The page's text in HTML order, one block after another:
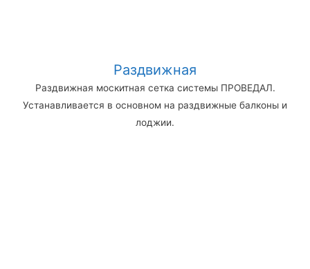
Раздвижная
Раздвижная москитная сетка системы ПРОВЕДАЛ.
Устанавливается в основном на раздвижные балконы и
лоджии.